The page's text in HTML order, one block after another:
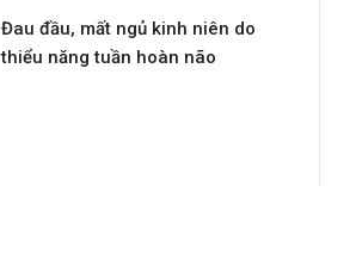
Đau đầu, mất ngủ kinh niên do
thiểu năng tuần hoàn não